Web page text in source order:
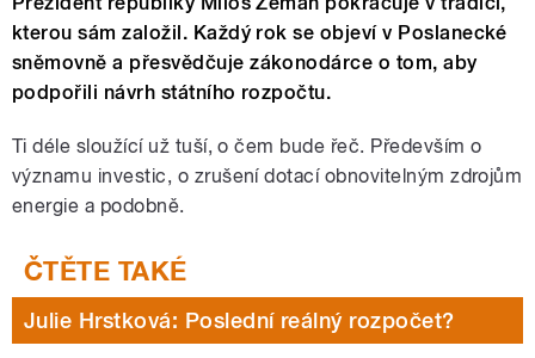
kterou sám založil. Každý rok se objeví v Poslanecké
sněmovně a přesvědčuje zákonodárce o tom, aby
podpořili návrh státního rozpočtu.
Ti déle sloužící už tuší, o čem bude řeč. Především o
významu investic, o zrušení dotací obnovitelným zdrojům
energie a podobně.
Julie Hrstková: Poslední reálný rozpočet?